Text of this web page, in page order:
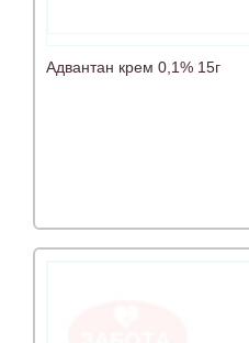
Адвантан крем 0,1% 15г